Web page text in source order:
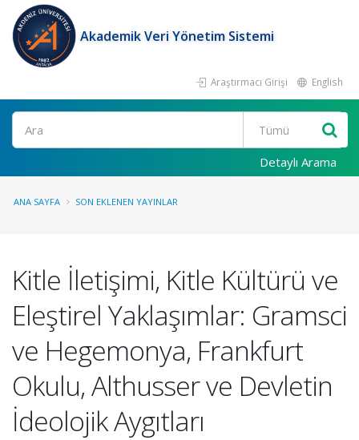
Akademik Veri Yönetim Sistemi
Araştırmacı Girişi English
Ara
Detaylı Arama
ANA SAYFA SON EKLENEN YAYINLAR
Kitle İletişimi, Kitle Kültürü ve
Eleştirel Yaklaşımlar: Gramsci
ve Hegemonya, Frankfurt
Okulu, Althusser ve Devletin
İdeolojik Aygıtları